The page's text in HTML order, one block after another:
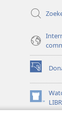
(opent
nieuw
venster)
(opent
nieuw